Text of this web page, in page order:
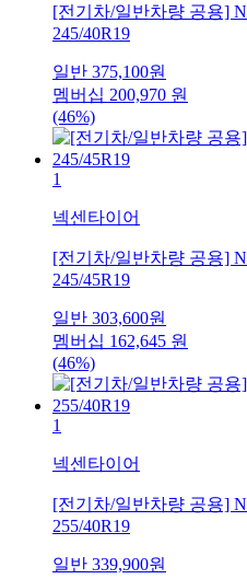
[전기차/일반차량 공용]
245/40R19
일반 375,100원
멤버십 200,970 원
(46%)
1
넥센타이어
[전기차/일반차량 공용]
245/45R19
일반 303,600원
멤버십 162,645 원
(46%)
1
넥센타이어
[전기차/일반차량 공용]
255/40R19
일반 339,900원